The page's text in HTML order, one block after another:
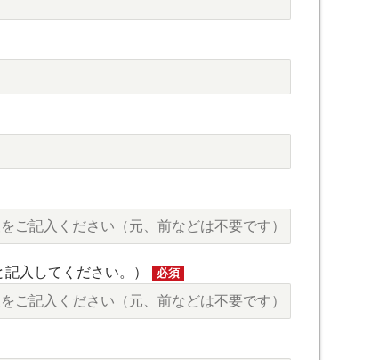
入してください。） 必須